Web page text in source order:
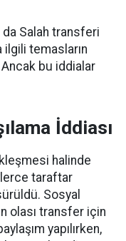
Salah transferi
temasların
bu iddialar
İddiası
halinde
taraftar
Sosyal
olası transfer için
yapılırken,